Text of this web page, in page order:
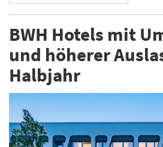
BWH Hotels mit
und höherer
Halbjahr